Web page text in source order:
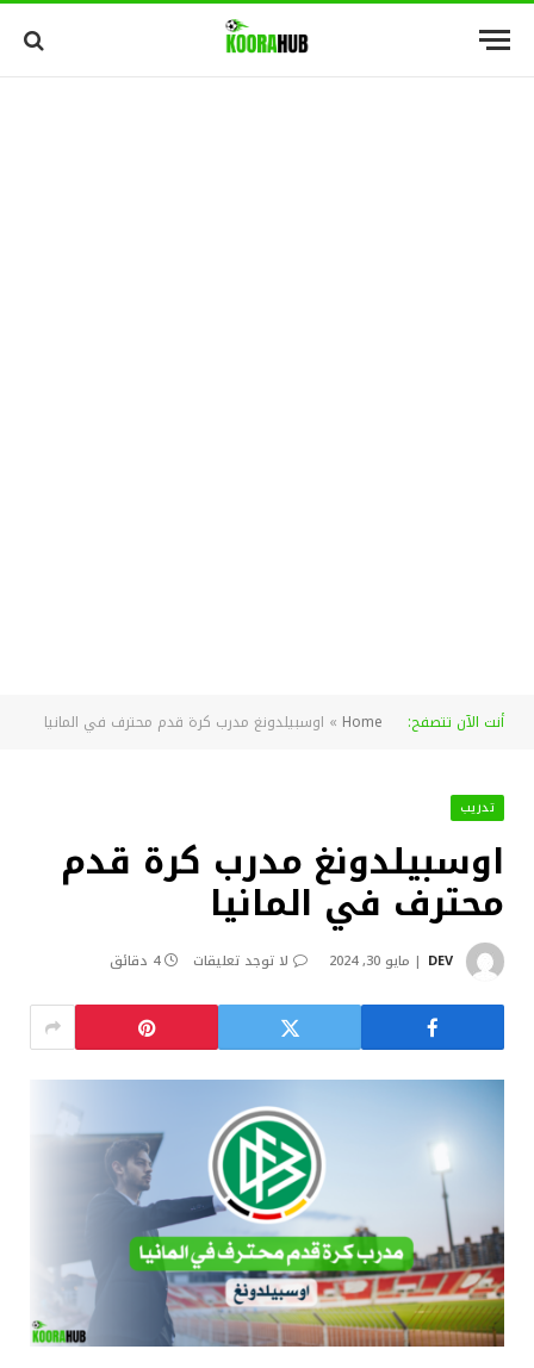
أنت الآن تتصفح: Home
» اوسبيلدونغ مدرب كرة قدم محترف في المانيا
تدريب
اوسبيلدونغ مدرب كرة قدم
محترف في المانيا
DEV مايو 30, 2024 لا توجد تعليقات 4 دقائق